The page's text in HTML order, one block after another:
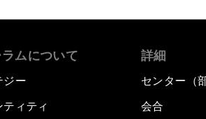
ムについて
ジー
ィティ
詳細
センター（
会合